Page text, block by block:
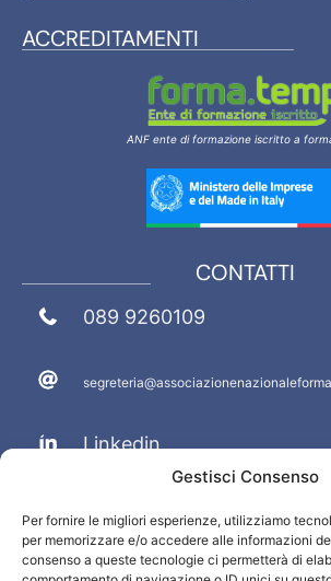
Gestisci Consenso
Per fornire le migliori esperienze, utilizziamo
per memorizzare e/o accedere alle informazioni
consenso a queste tecnologie ci permetterà di
ACCREDITAMENTI
ANF ente di formazione iscritto a
CONTATTI
089 9260109
Linkedin
PRIVACY E INFO